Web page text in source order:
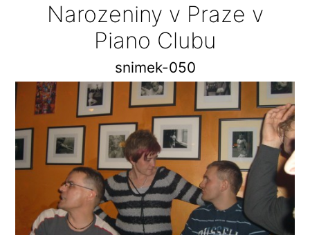
Narozeniny v Praze v
Piano Clubu
snimek-050